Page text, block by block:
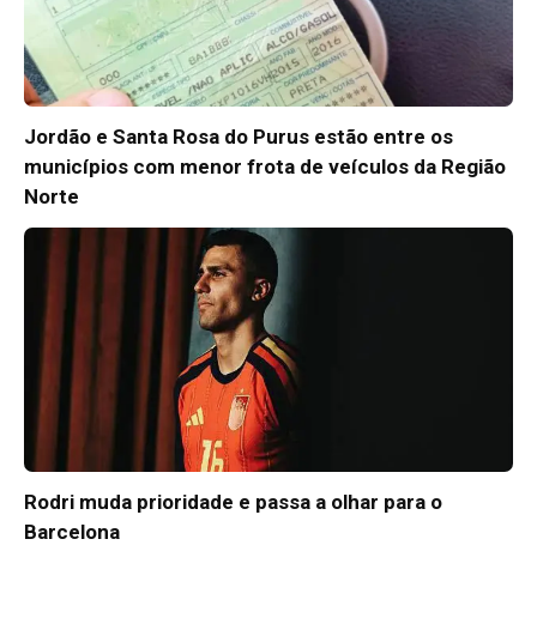
Jordão e Santa Rosa do Purus estão entre os
municípios com menor frota de veículos da Região
Norte
Rodri muda prioridade e passa a olhar para o
Barcelona